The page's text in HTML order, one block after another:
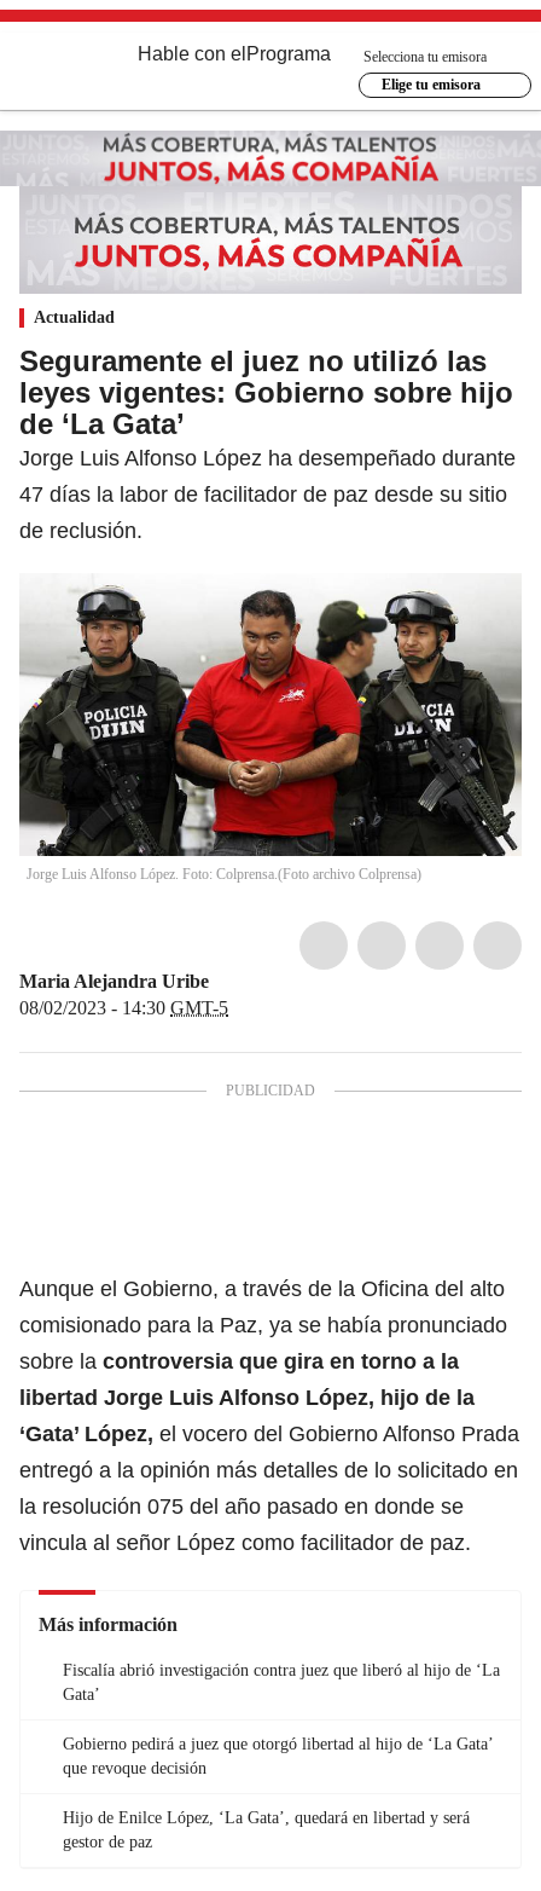
Hable con el Programa
Selecciona tu emisora
Elige tu emisora
Actualidad
Seguramente el juez no utilizó las
leyes vigentes: Gobierno sobre hijo
de ‘La Gata’
Jorge Luis Alfonso López ha desempeñado durante
47 días la labor de facilitador de paz desde su sitio
de reclusión.
Jorge Luis Alfonso López. Foto: Colprensa.(Foto archivo Colprensa)
Maria Alejandra Uribe
08/02/2023 - 14:30 GMT-5
Aunque el Gobierno, a través de la Oficina del alto
comisionado para la Paz, ya se había pronunciado
sobre la controversia que gira en torno a la
libertad Jorge Luis Alfonso López, hijo de la
‘Gata’ López, el vocero del Gobierno Alfonso Prada
entregó a la opinión más detalles de lo solicitado en
la resolución 075 del año pasado en donde se
vincula al señor López como facilitador de paz.
Más información
Fiscalía abrió investigación contra juez que liberó al hijo de ‘La
Gata’
Gobierno pedirá a juez que otorgó libertad al hijo de ‘La Gata’
que revoque decisión
Hijo de Enilce López, ‘La Gata’, quedará en libertad y será
gestor de paz